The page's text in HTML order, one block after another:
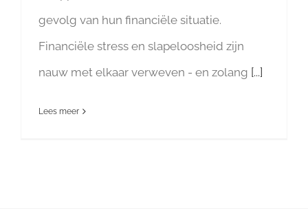
gevolg van hun financiële situatie.
Financiële stress en slapeloosheid zijn
nauw met elkaar verweven - en zolang [...]
Lees meer